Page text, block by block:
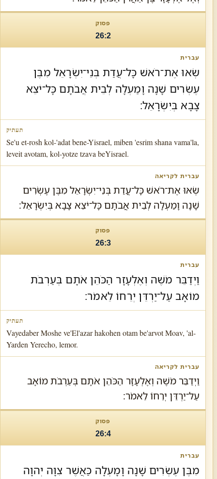
26:2
שְׂאוּ אֶת־רֹאשׁ כָּל־עֲדַת בְּנֵי־יִשְׂרָאֵל מִבֶּן
עֶשְׂרִים שָׁנָה וָמַעְלָה לְבֵית אֲבֹתָם כָּל־יֹצֵא
צָבָא בְּיִשְׂרָאֵל׃
Se'u et-rosh kol-'adat bene-Yisrael, miben 'esrim shana vama'la,
leveit avotam, kol-yotze tzava beYisrael.
שְׂאוּ אֶת־רֹאשׁ כָּל־עֲדַת בְּנֵי־יִשְׂרָאֵל מִבֶּן עֶשְׂרִים
שָׁנָה וָמַעְלָה לְבֵית אֲבֹתָם כָּל־יֹצֵא צָבָא בְּיִשְׂרָאֵל׃
26:3
וַיְדַבֵּר מֹשֶׁה וְאֶלְעָזָר הַכֹּהֵן אֹתָם בְּעַרְבֹת
מוֹאָב עַל־יַרְדֵּן יְרֵחוֹ לֵאמֹר׃
Vayedaber Moshe ve'El'azar hakohen otam be'arvot Moav, 'al-
Yarden Yerecho, lemor.
וַיְדַבֵּר מֹשֶׁה וְאֶלְעָזָר הַכֹּהֵן אֹתָם בְּעַרְבֹת מוֹאָב
עַל־יַרְדֵּן יְרֵחוֹ לֵאמֹר׃
26:4
מִבֶּן עֶשְׂרִים שָׁנָה וָמָעְלָה כַּאֲשֶׁר צִוָּה יְהוָה